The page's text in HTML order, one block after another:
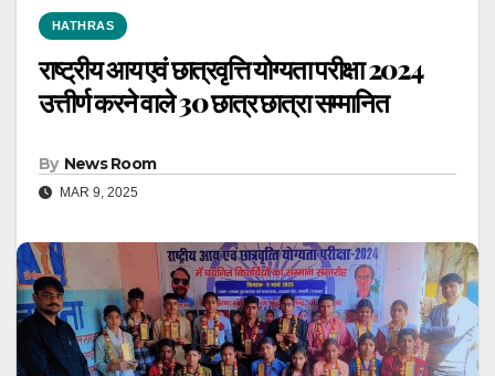
HATHRAS
राष्ट्रीय आय एवं छात्रवृत्ति योग्यता परीक्षा 2024
उत्तीर्ण करने वाले 30 छात्र छात्रा सम्मानित
By News Room
MAR 9, 2025